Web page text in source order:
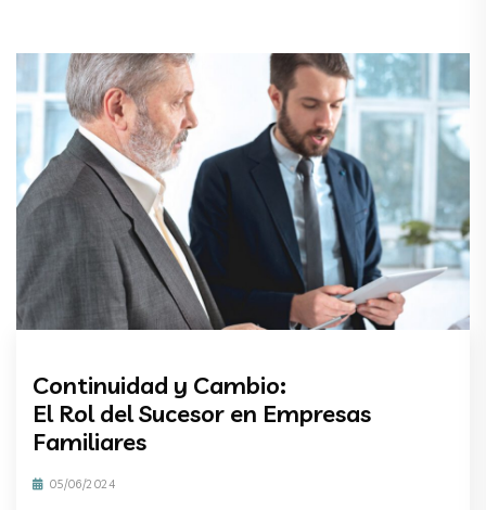
Continuidad y Cambio:
El Rol del Sucesor en Empresas
Familiares
05/06/2024